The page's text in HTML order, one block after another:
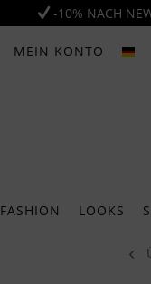
-10% NACH
MEIN KONTO
FASHION LOOKS